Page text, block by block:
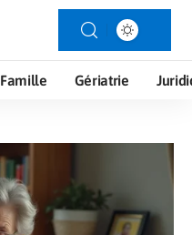
Famille Gériatrie